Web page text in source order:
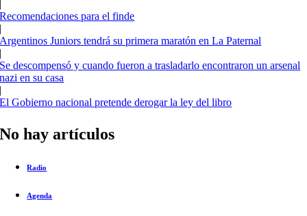
|
Recomendaciones para el finde
|
Argentinos Juniors tendrá su primera maratón en La Paternal
|
Se descompensó y cuando fueron a trasladarlo encontraron un arsenal
nazi en su casa
|
El Gobierno nacional pretende derogar la ley del libro
No hay artículos
Radio
Agenda